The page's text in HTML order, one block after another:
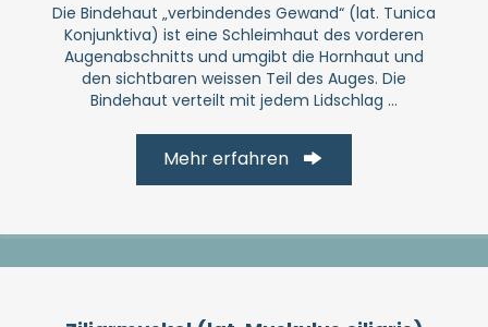
Die Bindehaut „verbindendes Gewand“ (lat. Tunica
Konjunktiva) ist eine Schleimhaut des vorderen
Augenabschnitts und umgibt die Hornhaut und
den sichtbaren weissen Teil des Auges. Die
Bindehaut verteilt mit jedem Lidschlag ...
Mehr erfahren